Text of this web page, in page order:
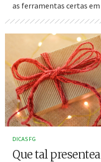
as ferramentas certas em
DICAS FG
Que tal